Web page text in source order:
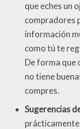
que eches un
compradores
información
como tú te
De forma que
no tiene
compres.
Sugerencias
prácticamente